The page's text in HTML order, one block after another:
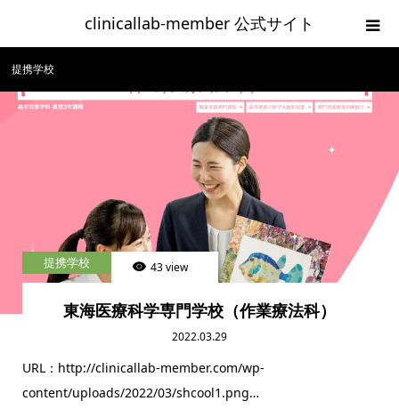
clinicallab-member 公式サイト
提携学校
提携学校 43 view
東海医療科学専門学校（作業療法科）
2022.03.29
URL：http://clinicallab-member.com/wp-
content/uploads/2022/03/shcool1.png…
clinicallab-memberログイン
お問い合わせ